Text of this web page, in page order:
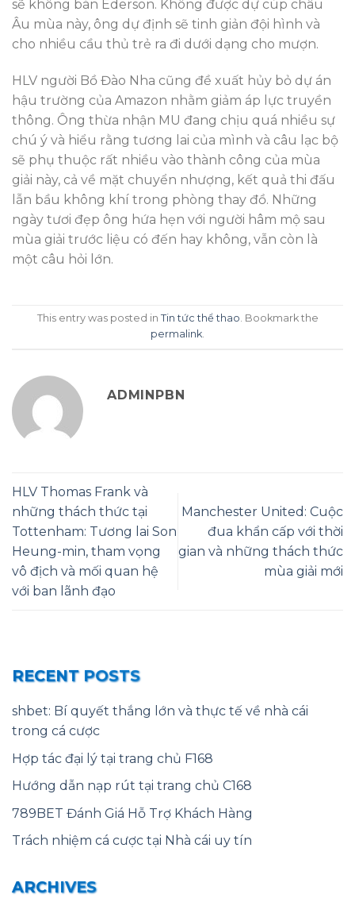
sẽ không bán Ederson. Không được dự cúp châu
Âu mùa này, ông dự định sẽ tinh giản đội hình và
cho nhiều cầu thủ trẻ ra đi dưới dạng cho mượn.
HLV người Bồ Đào Nha cũng đề xuất hủy bỏ dự án
hậu trường của Amazon nhằm giảm áp lực truyền
thông. Ông thừa nhận MU đang chịu quá nhiều sự
chú ý và hiểu rằng tương lai của mình và câu lạc bộ
sẽ phụ thuộc rất nhiều vào thành công của mùa
giải này, cả về mặt chuyển nhượng, kết quả thi đấu
lẫn bầu không khí trong phòng thay đồ. Những
ngày tươi đẹp ông hứa hẹn với người hâm mộ sau
mùa giải trước liệu có đến hay không, vẫn còn là
một câu hỏi lớn.
This entry was posted in Tin tức thể thao. Bookmark the
permalink.
ADMINPBN
HLV Thomas Frank và
những thách thức tại
Tottenham: Tương lai Son
Heung-min, tham vọng
vô địch và mối quan hệ
với ban lãnh đạo
Manchester United: Cuộc
đua khẩn cấp với thời
gian và những thách thức
mùa giải mới
RECENT POSTS
shbet: Bí quyết thắng lớn và thực tế về nhà cái
trong cá cược
Hợp tác đại lý tại trang chủ F168
Hướng dẫn nạp rút tại trang chủ C168
789BET Đánh Giá Hỗ Trợ Khách Hàng
Trách nhiệm cá cược tại Nhà cái uy tín
ARCHIVES